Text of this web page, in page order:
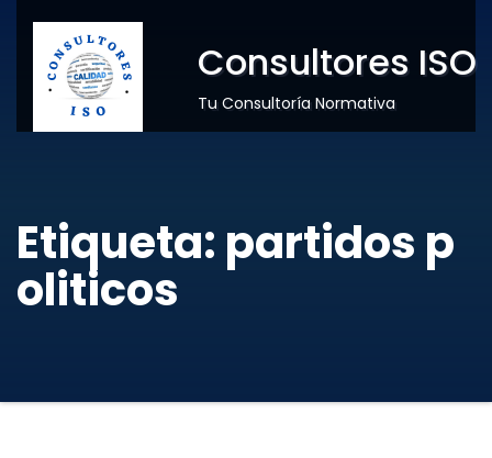
Consultores ISO
Tu Consultoría Normativa
Etiqueta: partidos p
oliticos